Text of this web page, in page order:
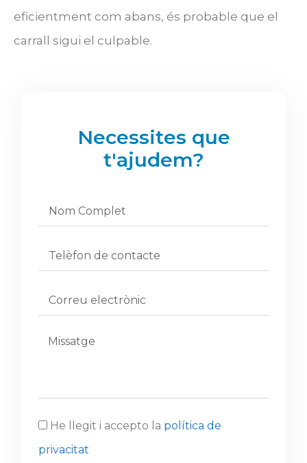
eficientment com abans, és probable que el
carrall sigui el culpable.
Necessites que
t'ajudem?
He llegit i accepto la política de
privacitat